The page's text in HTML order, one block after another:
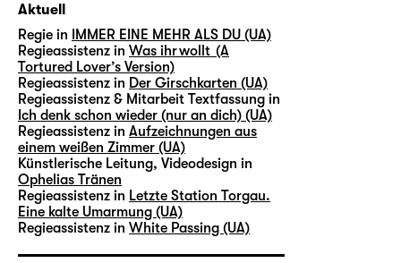
Aktuell
Regie in
IMMER EINE MEHR ALS DU (UA)
Regieassistenz in Was ihr wollt (A
Tortured Lover’s Version)
Regieassistenz in Der Girschkarten (UA)
Regieassistenz & Mitarbeit Textfassung in
Ich denk schon wieder (nur an dich) (UA)
Regieassistenz in Aufzeichnungen aus
einem weißen Zimmer (UA)
Künstlerische Leitung, Videodesign in
Ophelias Tränen
Regieassistenz in Letzte Station Torgau.
Eine kalte Umarmung (UA)
Regieassistenz in White Passing (UA)